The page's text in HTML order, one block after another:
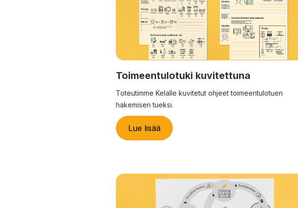
Toimeentulotuki kuvitettuna
Toteutimme Kelalle kuvitetut ohjeet toimeentulotuen
hakemisen tueksi.
Lue lisää